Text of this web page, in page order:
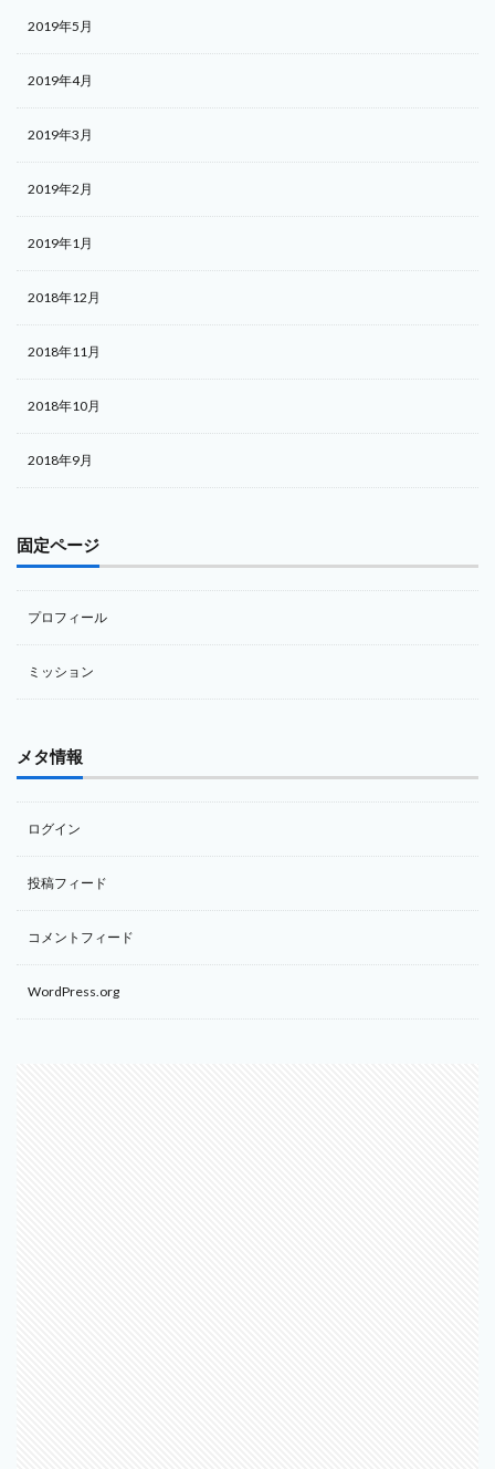
2019年5月
2019年4月
2019年3月
2019年2月
2019年1月
2018年12月
2018年11月
2018年10月
2018年9月
固定ページ
プロフィール
ミッション
メタ情報
ログイン
投稿フィード
コメントフィード
WordPress.org